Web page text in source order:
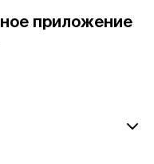
приложение